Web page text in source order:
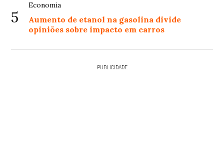
5
Economia
Aumento de etanol na gasolina divide
opiniões sobre impacto em carros
PUBLICIDADE